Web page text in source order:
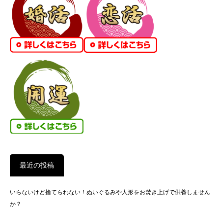
最近の投稿
いらないけど捨てられない！ぬいぐるみや人形をお焚き上げで供養しません
か？